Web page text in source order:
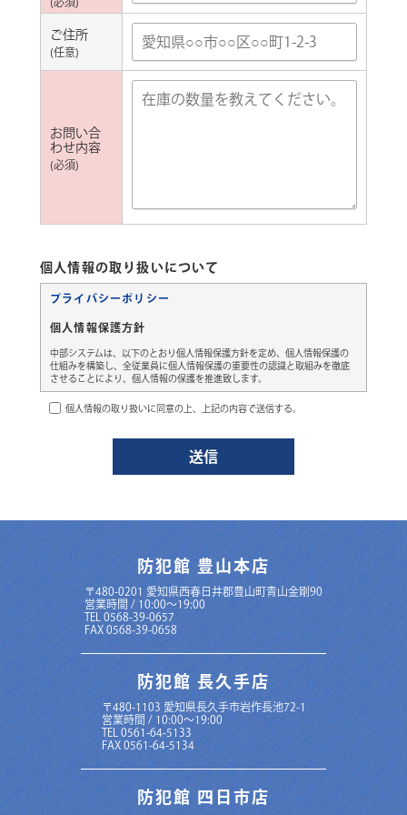
場所別商品提案
ご家庭向け 会社向け
店舗向け 医療・介護向け
自治体向け
店舗情報
サイトポリシー
プライバシーポリシー
ご住所
(任意)
お問い合
わせ内容
(必須)
個人情報の取り扱いについて
プライバシーポリシー
個人情報保護方針
中部システムは、以下のとおり個人情報保護方針を定め、個人情報保護の
仕組みを構築し、全従業員に個人情報保護の重要性の認識と取組みを徹底
させることにより、個人情報の保護を推進致します。
個人情報の管理
セキュリティシステムの維持・管理体制の整備・社員教育の徹底等の必要
な措置を講じ、安全対策を実施し個人情報の厳重な管理を行ないます。
本ウェブサイトでは、お客様からのお問い合わせ時に、お名前、e-mailアド
お客さまからお預かりした個人情報は、中部システムからのご連絡や業務
のご案内やご質問に対する回答として、電子メールや資料のご送付に利用
個人情報の第三者への開示・提供の禁止
中部システムは、お客さまよりお預かりした個人情報を適切に管理し、次
お客さまの同意がある場合
業者に対して開示する場合
法令に基づき開示することが必要である場合
個人情報の安全対策
中部システムは、個人情報の正確性及び安全性確保のために、セキュリテ
個人情報の取り扱いに同意の上、上記の内容で送信する。
防犯館 豊山本店
〒480-0201 愛知県西春日井郡豊山町青山金剛90
営業時間 / 10:00〜19:00
TEL 0568-39-0657
FAX 0568-39-0658
防犯館 長久手店
〒480-1103 愛知県長久手市岩作長池72-1
営業時間 / 10:00～19:00
TEL 0561-64-5133
FAX 0561-64-5134
防犯館 四日市店